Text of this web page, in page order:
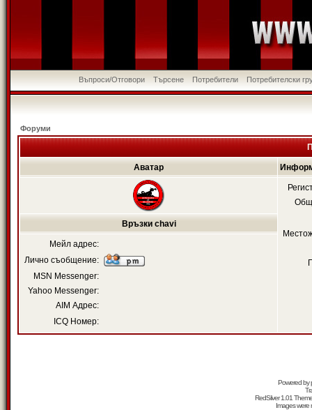
Въпроси/Отговори Търсене Потребители Потребителски
Форуми
Аватар
Връзки chavi
Мейл адрес:
Лично съобщение:
MSN Messenger:
Yahoo Messenger:
AIM Адрес:
ICQ Номер:
Powered by
RedSilver 1.01
Images were